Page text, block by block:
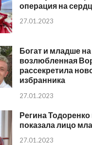
операция на
27.01.2023
Богат и младше на
возлюбленная
рассекретила
избранника
27.01.2023
Регина
показала лицо
27.01.2023